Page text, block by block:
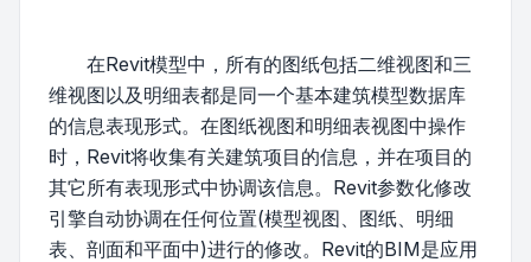
在Revit模型中，所有的图纸包括二维视图和三
维视图以及明细表都是同一个基本建筑模型数据库
的信息表现形式。在图纸视图和明细表视图中操作
时，Revit将收集有关建筑项目的信息，并在项目的
其它所有表现形式中协调该信息。Revit参数化修改
引擎自动协调在任何位置(模型视图、图纸、明细
表、剖面和平面中)进行的修改。Revit的BIM是应用